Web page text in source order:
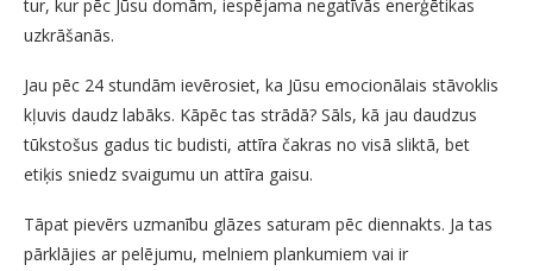
tur, kur pēc Jūsu domām, iespējama negatīvās enerģētikas
uzkrāšanās.
Jau pēc 24 stundām ievērosiet, ka Jūsu emocionālais stāvoklis
kļuvis daudz labāks. Kāpēc tas strādā? Sāls, kā jau daudzus
tūkstošus gadus tic budisti, attīra čakras no visā sliktā, bet
etiķis sniedz svaigumu un attīra gaisu.
Tāpat pievērs uzmanību glāzes saturam pēc diennakts. Ja tas
pārklājies ar pelējumu, melniem plankumiem vai ir